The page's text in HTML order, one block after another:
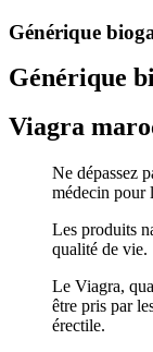
Générique
Générique
Viagra
Ne dépassez
médecin pour
Les produits
qualité de vie.
Le Viagra,
être pris par
érectile.